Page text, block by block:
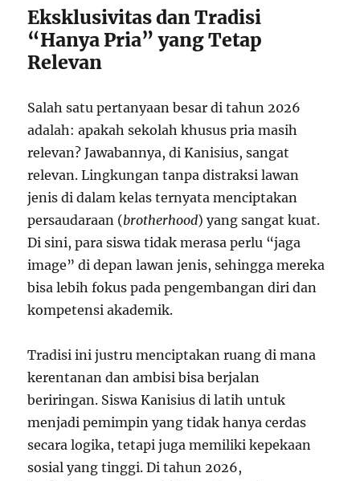
Eksklusivitas dan Tradisi
“Hanya Pria” yang Tetap
Relevan
Salah satu pertanyaan besar di tahun 2026
adalah: apakah sekolah khusus pria masih
relevan? Jawabannya, di Kanisius, sangat
relevan. Lingkungan tanpa distraksi lawan
jenis di dalam kelas ternyata menciptakan
persaudaraan (brotherhood) yang sangat kuat.
Di sini, para siswa tidak merasa perlu “jaga
image” di depan lawan jenis, sehingga mereka
bisa lebih fokus pada pengembangan diri dan
kompetensi akademik.
Tradisi ini justru menciptakan ruang di mana
kerentanan dan ambisi bisa berjalan
beriringan. Siswa Kanisius di latih untuk
menjadi pemimpin yang tidak hanya cerdas
secara logika, tetapi juga memiliki kepekaan
sosial yang tinggi. Di tahun 2026,